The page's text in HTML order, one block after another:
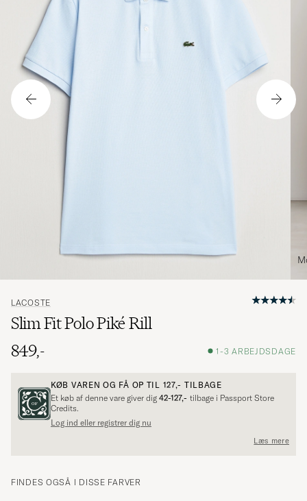
LACOSTE
Slim Fit Polo Piké Rill
849,-
1-3 ARBEJDSDAGE
KØB VAREN OG FÅ OP TIL 127,- TILBAGE
Et køb af denne vare giver dig 42-127,- tilbage i Passport Store
Credits.
Log ind eller registrer dig nu
Læs mere
FINDES OGSÅ I DISSE FARVER